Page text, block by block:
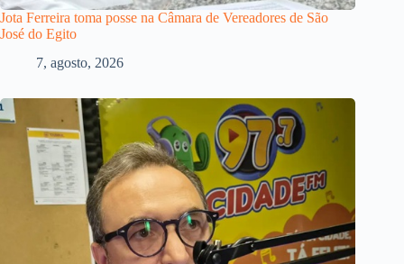
Jota Ferreira toma posse na Câmara de Vereadores de São
José do Egito
7, agosto, 2026